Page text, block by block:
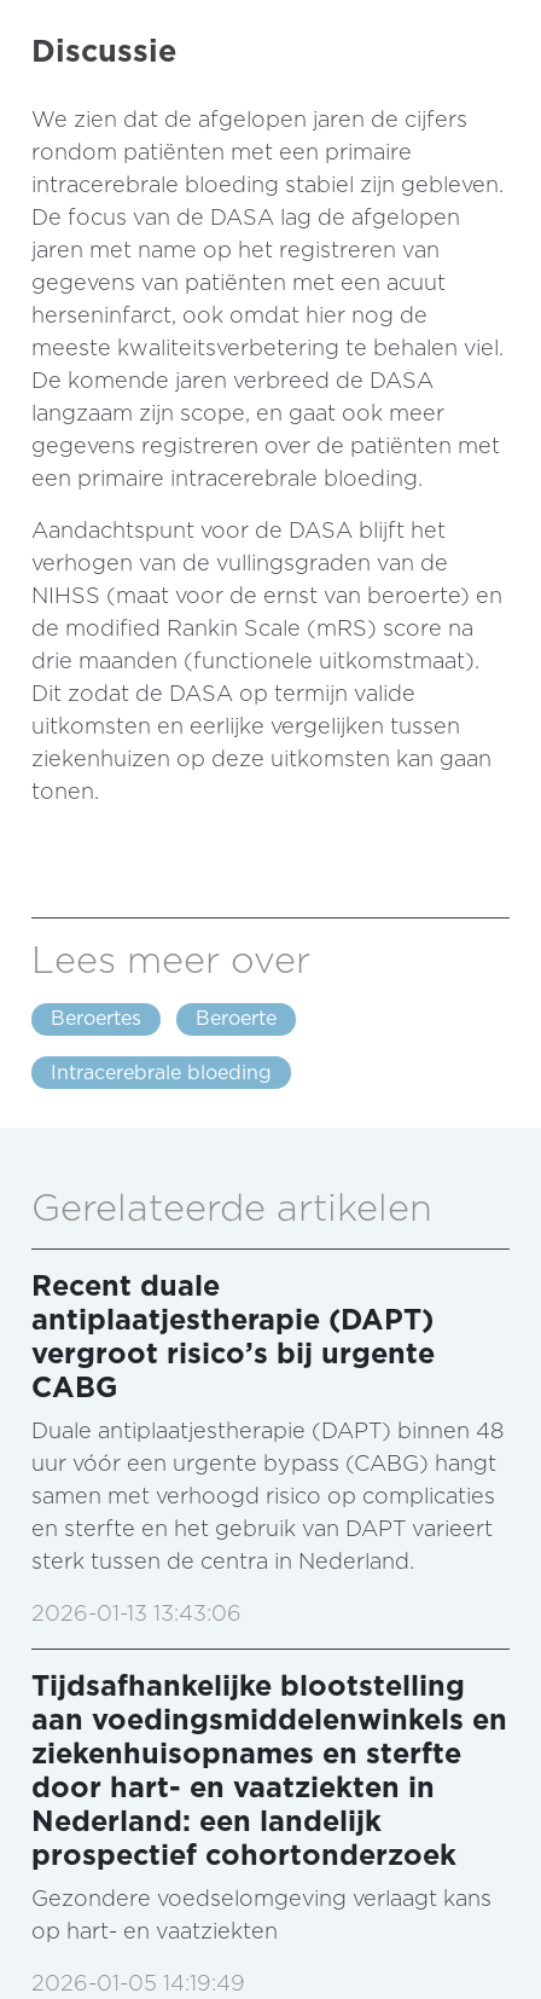
Discussie
We zien dat de afgelopen jaren de cijfers
rondom patiënten met een primaire
intracerebrale bloeding stabiel zijn gebleven.
De focus van de DASA lag de afgelopen
jaren met name op het registreren van
gegevens van patiënten met een acuut
herseninfarct, ook omdat hier nog de
meeste kwaliteitsverbetering te behalen viel.
De komende jaren verbreed de DASA
langzaam zijn scope, en gaat ook meer
gegevens registreren over de patiënten met
een primaire intracerebrale bloeding.
Aandachtspunt voor de DASA blijft het
verhogen van de vullingsgraden van de
NIHSS (maat voor de ernst van beroerte) en
de modified Rankin Scale (mRS) score na
drie maanden (functionele uitkomstmaat).
Dit zodat de DASA op termijn valide
uitkomsten en eerlijke vergelijken tussen
ziekenhuizen op deze uitkomsten kan gaan
tonen.
Lees meer over
Beroertes Beroerte
Intracerebrale bloeding
Gerelateerde artikelen
Recent duale
antiplaatjestherapie (DAPT)
vergroot risico’s bij urgente
CABG
Duale antiplaatjestherapie (DAPT) binnen 48
uur vóór een urgente bypass (CABG) hangt
samen met verhoogd risico op complicaties
en sterfte en het gebruik van DAPT varieert
sterk tussen de centra in Nederland.
2026-01-13 13:43:06
Tijdsafhankelijke blootstelling
aan voedingsmiddelenwinkels en
ziekenhuisopnames en sterfte
door hart- en vaatziekten in
Nederland: een landelijk
prospectief cohortonderzoek
Gezondere voedselomgeving verlaagt kans
op hart- en vaatziekten
2026-01-05 14:19:49